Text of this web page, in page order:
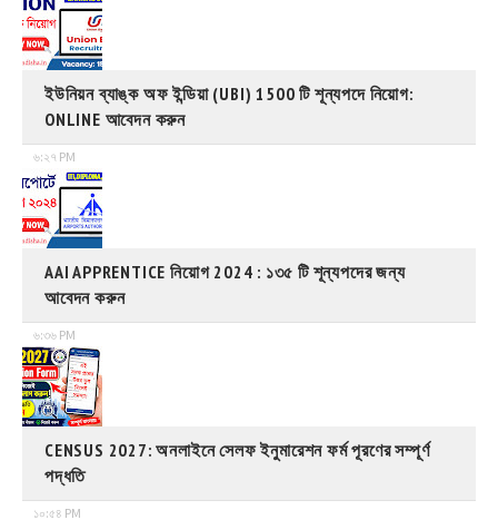
ইউনিয়ন ব্যাঙ্ক অফ ইন্ডিয়া (UBI) 1500 টি শূন্যপদে নিয়োগ:
ONLINE আবেদন করুন
৬:২৭ PM
AAI APPRENTICE নিয়োগ 2024 : ১৩৫ টি শূন্যপদের জন্য
আবেদন করুন
৬:৩৬ PM
CENSUS 2027: অনলাইনে সেলফ ইনুমারেশন ফর্ম পূরণের সম্পূর্ণ
পদ্ধতি
১০:৫৪ PM